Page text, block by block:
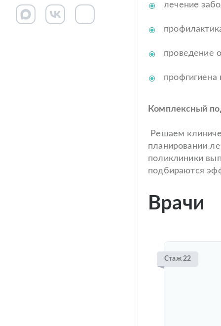
лечение
проведение
профгигиена
Комплексный
Решаем
планировании
поликлиники
подбираются
Врачи
Стаж 22